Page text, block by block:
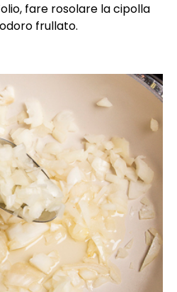
fare rosolare la cipolla
frullato.